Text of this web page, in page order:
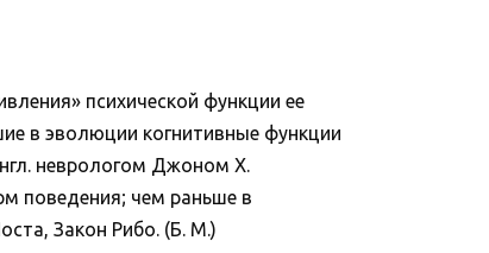
психической функции ее
в эволюции когнитивные функции
неврологом Джоном Х.
поведения; чем раньше в
Закон Рибо. (Б. М.)